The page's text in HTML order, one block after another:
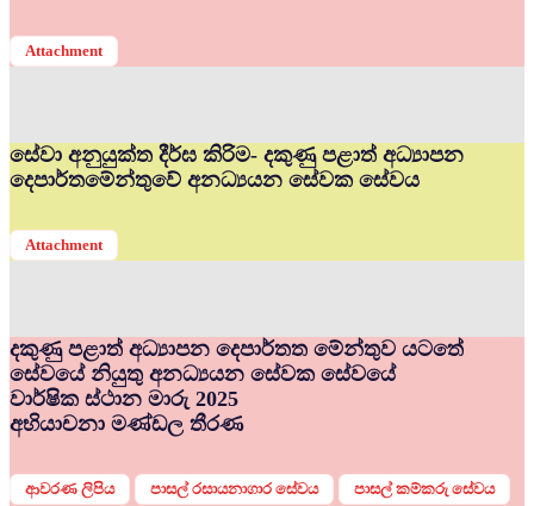
Attachment
සේවා අනුයුක්ත දීර්ඝ කිරිම- දකුණු පළාත් අධ්‍යාපන
දෙපාර්තමේන්තුවේ අනධ්‍යයන සේවක සේවය
Attachment
දකුණු පළාත් අධ්‍යාපන දෙපාර්තත මේන්තුව යටතේ
සේවයේ නියුතු අනධ්‍යයන සේවක සේවයේ
වාර්ෂික ස්ථාන මාරු 2025
අභියාචනා මණ්ඩල තීරණ
ආවරණ ලිපිය පාසල් රසායනාගාර සේවය
පාසල් කම්කරු සේවය